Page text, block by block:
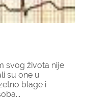
svog života nije
su one u
blage i